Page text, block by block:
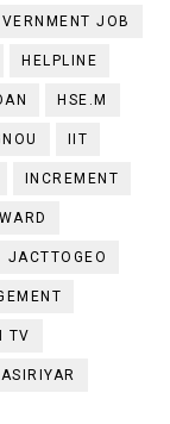
JOB
HELPLINE
HSE.M
IIT
INCREMENT
JACTTOGEO
TV